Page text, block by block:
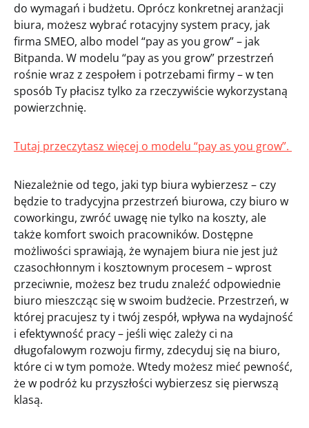
do wymagań i budżetu. Oprócz konkretnej aranżacji
biura, możesz wybrać rotacyjny system pracy, jak
firma SMEO, albo model “pay as you grow” – jak
Bitpanda. W modelu “pay as you grow” przestrzeń
rośnie wraz z zespołem i potrzebami firmy – w ten
sposób Ty płacisz tylko za rzeczywiście wykorzystaną
powierzchnię.
Tutaj przeczytasz więcej o modelu “pay as you grow”.
Niezależnie od tego, jaki typ biura wybierzesz – czy
będzie to tradycyjna przestrzeń biurowa, czy biuro w
coworkingu, zwróć uwagę nie tylko na koszty, ale
także komfort swoich pracowników. Dostępne
możliwości sprawiają, że wynajem biura nie jest już
czasochłonnym i kosztownym procesem – wprost
przeciwnie, możesz bez trudu znaleźć odpowiednie
biuro mieszcząc się w swoim budżecie. Przestrzeń, w
której pracujesz ty i twój zespół, wpływa na wydajność
i efektywność pracy – jeśli więc zależy ci na
długofalowym rozwoju firmy, zdecyduj się na biuro,
które ci w tym pomoże. Wtedy możesz mieć pewność,
że w podróż ku przyszłości wybierzesz się pierwszą
klasą.